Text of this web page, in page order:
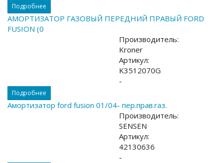
Подробнее
АМОРТИЗАТОР ГАЗОВЫЙ ПЕРЕДНИЙ ПРАВЫЙ FORD
FUSION (0
Производитель:
Kroner
Артикул:
K3512070G
-
Подробнее
Амортизатор ford fusion 01/04- пер.прав.газ.
Производитель:
SENSEN
Артикул:
42130636
-